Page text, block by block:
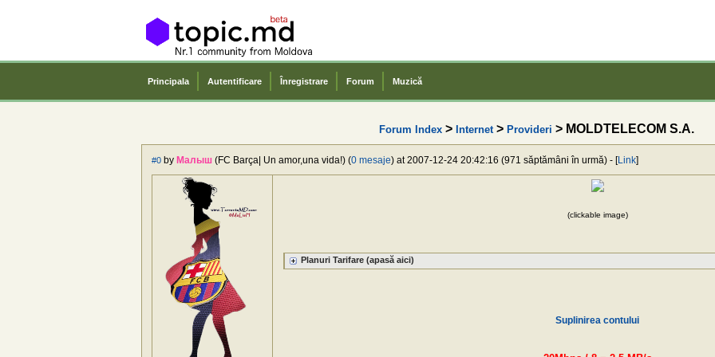
Principala Autentificare Înregistrare Forum Muzică
Forum Index> Internet> Provideri > MOLDTELECOM S.A.
#0 by Малыш (FC Barça| Un amor,una vida!) (0 mesaje) at 2007-12-24 20:42:16 (971 săptămâni în urmă) - [Link]
(clickable image)
Planuri Tarifare (apasă aici)
Suplinirea contului